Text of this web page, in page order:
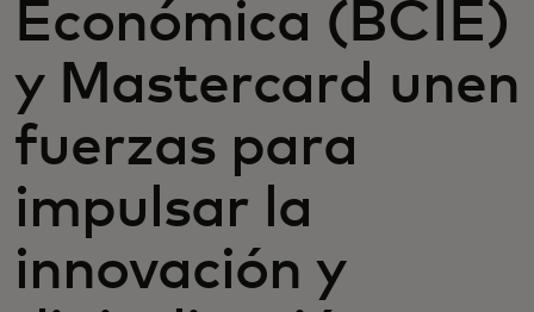
Económica (BCIE)
y Mastercard unen
fuerzas para
impulsar la
innovación y